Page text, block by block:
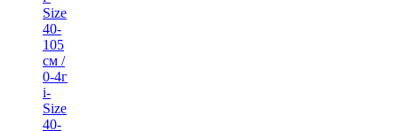
Size
40-
105
см /
0-4г
i-
Size
40-